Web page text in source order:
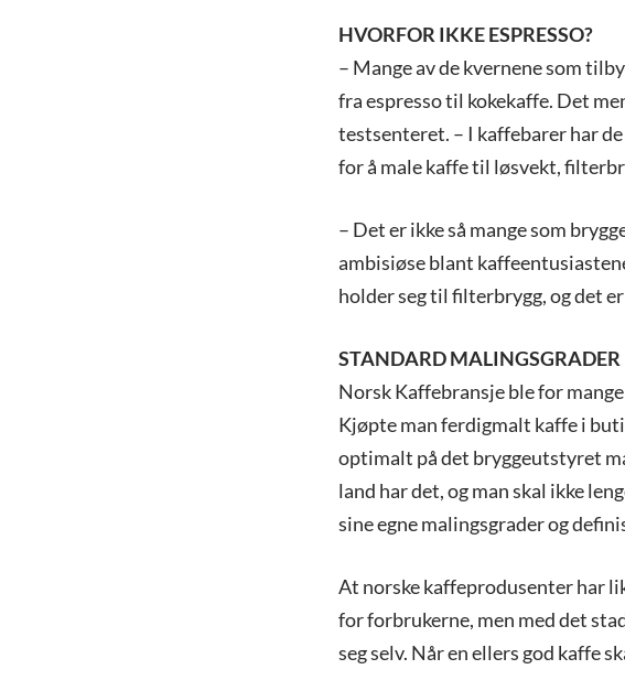
HVORFOR IKKE ESPRESSO?
– Mange av de kvernene som
fra espresso til kokekaffe. Det
testsenteret. – I kaffebarer har
for å male kaffe til løsvekt,
– Det er ikke så mange som
ambisiøse blant
holder seg til filterbrygg, og det
STANDARD MALINGSGRADER
Norsk Kaffebransje ble for
Kjøpte man ferdigmalt kaffe i
optimalt på det bryggeutstyret
land har det, og man skal ikke
sine egne malingsgrader og
At norske kaffeprodusenter har
for forbrukerne, men med det
seg selv. Når en ellers god kaffe